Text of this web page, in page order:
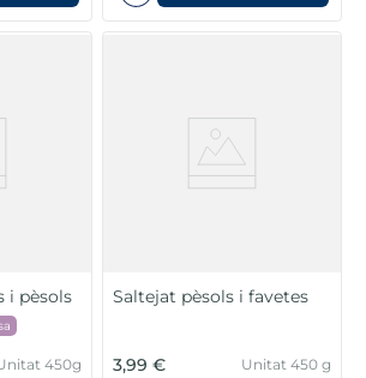
i pèsols
450g
Saltejat pèsols i favetes
3,99 € Unitat 450 g